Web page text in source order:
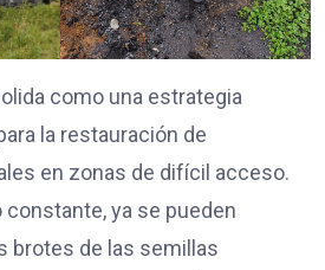
como una estrategia
la restauración de
en zonas de difícil acceso.
ya se pueden
brotes de las semillas